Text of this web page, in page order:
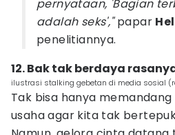
pernyataan, 'Bagian
adalah seks',"papar
penelitiannya.
12. Bak tak berdaya
ilustrasi stalking gebetan di media sosial
Tak bisa hanya
usaha agar kita tak